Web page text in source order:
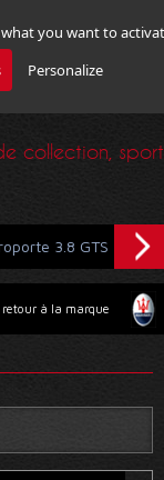
you want to
Personalize
collection, sport
retour à la marque
3.8 GTS